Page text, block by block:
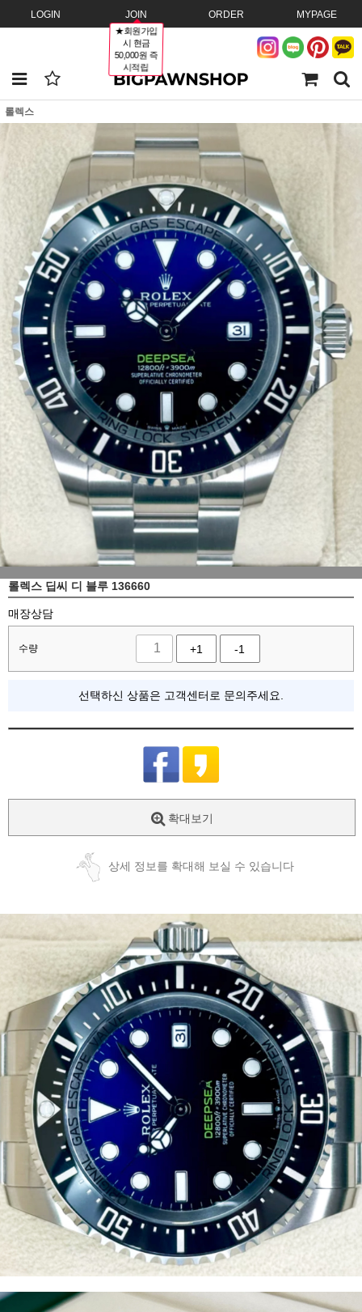
LOGIN JOIN
★회원가입
시 현금
50,000원 즉
시적립
ORDER MYPAGE
롤렉스
롤렉스 딥씨 디 블루 136660
매장상담
수량 +1 -1
선택하신 상품은 고객센터로 문의주세요.
확대보기
상세 정보를 확대해 보실 수 있습니다